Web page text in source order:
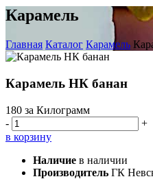
Карамель
Главная Каталог Карамель
Карамель НК банан
180 за Килограмм
-
+
в корзину
Наличие в наличии
Производитель ГК